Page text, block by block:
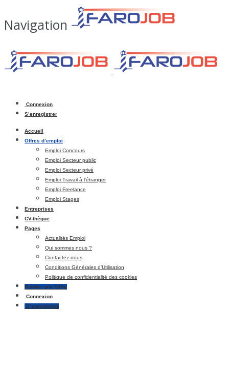
Navigation
Connexion
S’enregistrer
Accueil
Offres d’emploi
Emploi Concours
Emploi Secteur public
Emploi Secteur privé
Emploi Travail à l’étranger
Emploi Freelance
Emploi Stages
Entreprises
CV-thèque
Pages
Actualités Emploi
Qui sommes nous ?
Contactez nous
Conditions Générales d’Utilisation
Politique de confidentialité des cookies
Publier une Offre
Connexion
S’enregistrer